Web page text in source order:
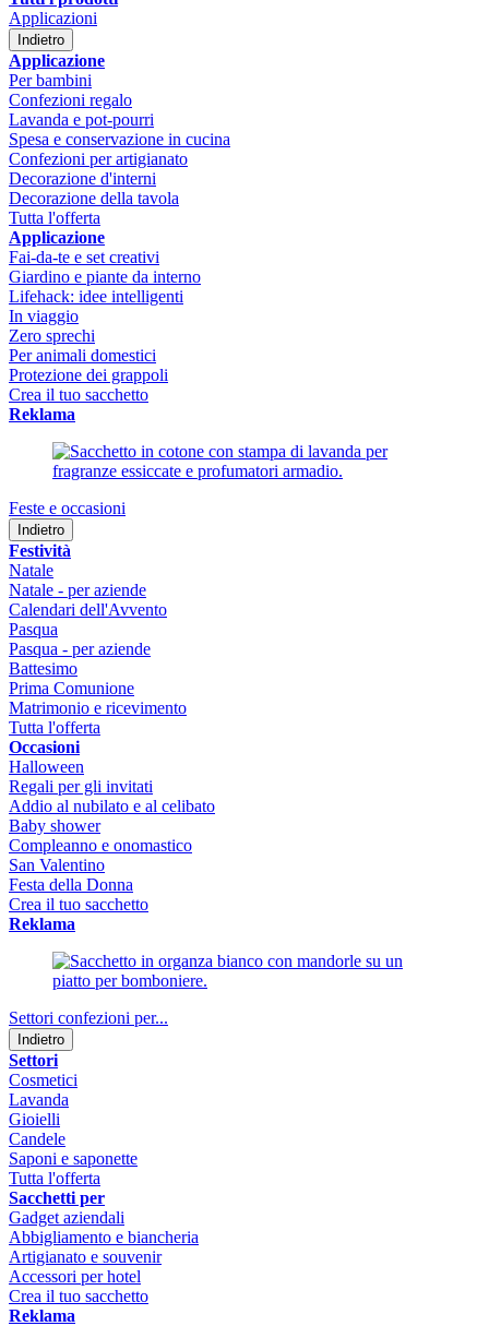
Applicazioni
Indietro
Applicazione
Per bambini
Confezioni regalo
Lavanda e pot-pourri
Spesa e conservazione in cucina
Confezioni per artigianato
Decorazione d'interni
Decorazione della tavola
Tutta l'offerta
Applicazione
Fai-da-te e set creativi
Giardino e piante da interno
Lifehack: idee intelligenti
In viaggio
Zero sprechi
Per animali domestici
Protezione dei grappoli
Crea il tuo sacchetto
Reklama
Feste e occasioni
Indietro
Festività
Natale
Natale - per aziende
Calendari dell'Avvento
Pasqua
Pasqua - per aziende
Battesimo
Prima Comunione
Matrimonio e ricevimento
Tutta l'offerta
Occasioni
Halloween
Regali per gli invitati
Addio al nubilato e al celibato
Baby shower
Compleanno e onomastico
San Valentino
Festa della Donna
Crea il tuo sacchetto
Reklama
Settori confezioni per...
Indietro
Settori
Cosmetici
Lavanda
Gioielli
Candele
Saponi e saponette
Tutta l'offerta
Sacchetti per
Gadget aziendali
Abbigliamento e biancheria
Artigianato e souvenir
Accessori per hotel
Crea il tuo sacchetto
Reklama